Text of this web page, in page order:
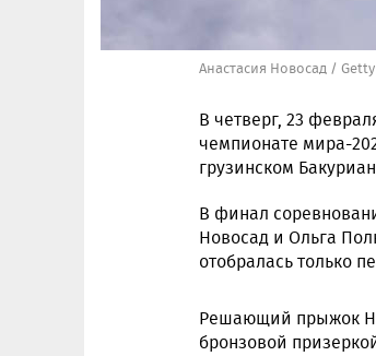
Анастасия Новосад /
В четверг, 23
чемпионате мира-
грузинском
В финал
Новосад и Ольга
отобралась только
Решающий прыжок
бронзовой